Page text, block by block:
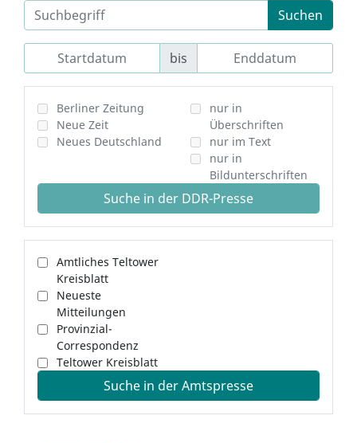
Suchen
bis
Berliner Zeitung
Neue Zeit
Neues Deutschland
nur in
Überschriften
nur im Text
nur in
Bildunterschriften
Suche in der DDR-Presse
Amtliches Teltower
Kreisblatt
Neueste
Mitteilungen
Provinzial-
Correspondenz
Teltower Kreisblatt
Suche in der Amtspresse